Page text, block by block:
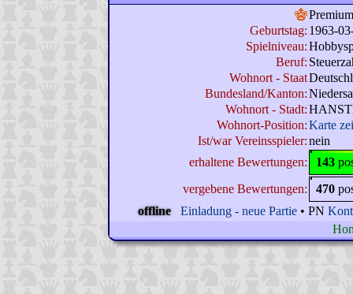
Geburtstag: 1963-
Spielniveau:
Beruf:
Wohnort - Staat
Bundesland/Kanton:
Wohnort - Stadt:
Wohnort-Position:Karte
Ist/war Vereinsspieler:nein
erhaltene Bewertungen:
143
vergebene Bewertungen:
470
offline
Einladung - neue Partie • PN